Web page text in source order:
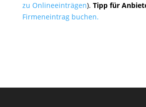
zu Onlineeinträgen). Tipp für
Firmeneintrag buchen.